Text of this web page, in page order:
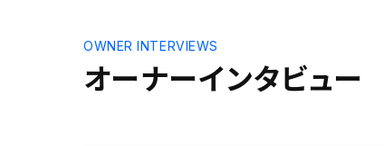
オーナーインタビュー
OWNER INTERVIEWS